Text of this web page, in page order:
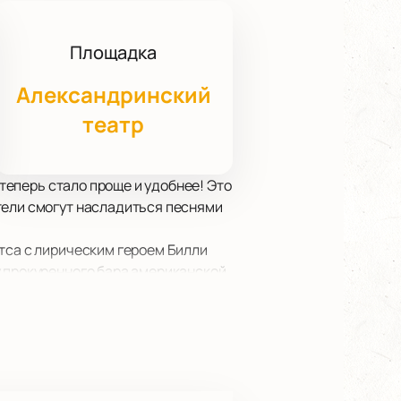
Площадка
Александринский
театр
стало проще и удобнее! Это
смогут насладиться песнями
с лирическим героем Билли
бара американской